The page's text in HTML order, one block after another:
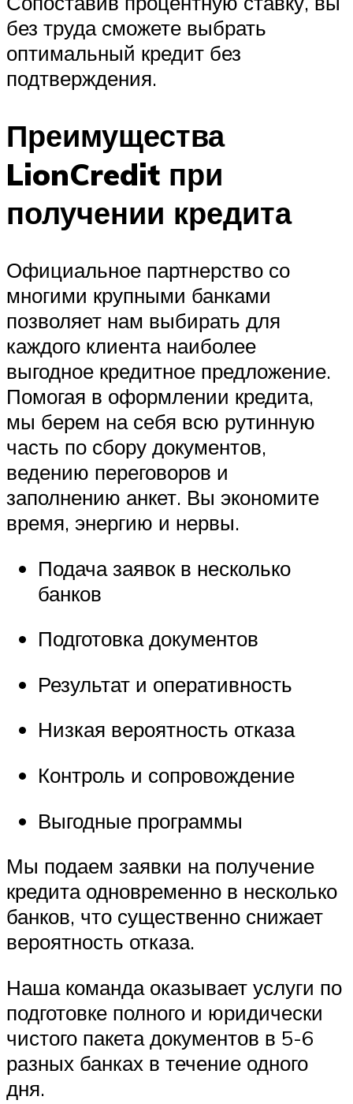
без труда сможете выбрать
оптимальный кредит без
подтверждения.
Преимущества
LionCredit при
получении кредита
Официальное партнерство со
многими крупными банками
позволяет нам выбирать для
каждого клиента наиболее
выгодное кредитное предложение.
Помогая в оформлении кредита,
мы берем на себя всю рутинную
часть по сбору документов,
ведению переговоров и
заполнению анкет. Вы экономите
время, энергию и нервы.
Подача заявок в несколько
банков
Подготовка документов
Результат и оперативность
Низкая вероятность отказа
Контроль и сопровождение
Выгодные программы
Мы подаем заявки на получение
кредита одновременно в несколько
банков, что существенно снижает
вероятность отказа.
Наша команда оказывает услуги по
подготовке полного и юридически
чистого пакета документов в 5-6
разных банках в течение одного
дня.